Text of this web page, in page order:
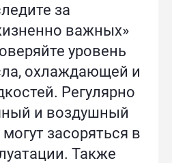
за
важных»
уровень
охлаждающей и
Регулярно
и воздушный
засоряться в
Также